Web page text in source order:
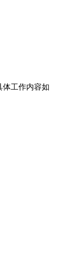
体工作内容如